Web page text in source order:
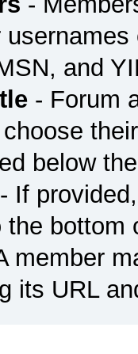
and
- Forum
below
If
the bottom
member
its URL